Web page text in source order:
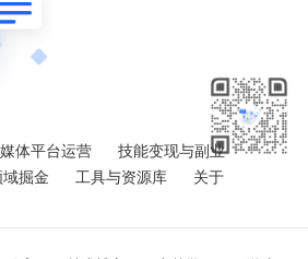
体平台运营
技能变现与副业
掘金 工具与资源库 关于